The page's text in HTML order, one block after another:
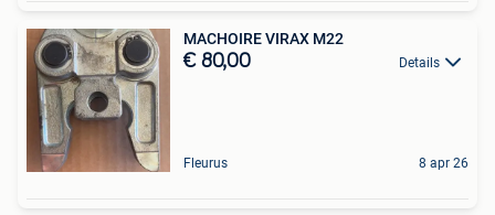
MACHOIRE VIRAX M22
€ 80,00 Details
Fleurus 8 apr 26